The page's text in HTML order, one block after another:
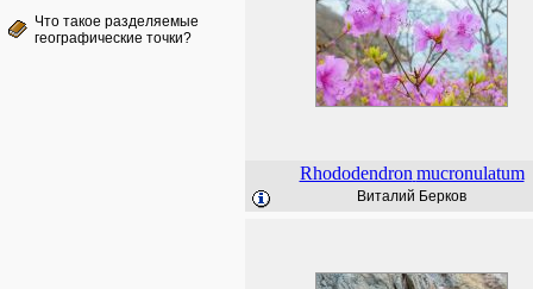
Что такое разделяемые
географические точки?
Rhododendron mucronulatum
Виталий Берков